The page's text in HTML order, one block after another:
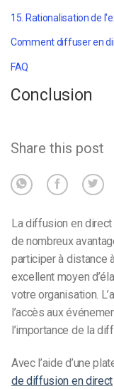
15. Rationalisation de
Comment diffuser en
FAQ
Conclusion
Share this post
La diffusion en direct
de nombreux
participer à distance
excellent moyen
votre organisation.
l’accès aux
l’importance de la
Avec l’aide d’une
de diffusion en direct